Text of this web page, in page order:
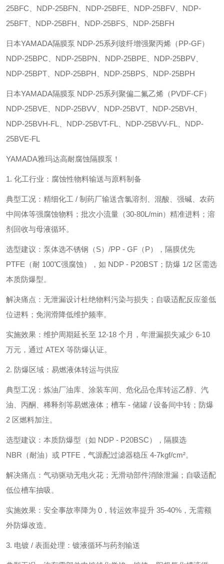
25BFC、NDP-25BFN、NDP-25BFE、NDP-25BFV、NDP-
25BFT、NDP-25BFH、NDP-25BFS、NDP-25BFH
日本YAMADA隔膜泵 NDP-25系列玻纤增强聚丙烯（PP-GF）
NDP-25BPC、NDP-25BPN、NDP-25BPE、NDP-25BPV、
NDP-25BPT、NDP-25BPH、NDP-25BPS、NDP-25BPH
日本YAMADA隔膜泵 NDP-25系列聚偏二氟乙烯（PVDF-CF）
NDP-25BVE、NDP-25BVV、NDP-25BVT、NDP-25BVH、
NDP-25BVH-FL、NDP-25BVT-FL、NDP-25BVV-FL、NDP-
25BVE-FL
YAMADA雅玛达高耐腐蚀隔膜泵！
1. 化工行业：腐蚀性物料输送与原料制备
典型工况：精细化工 / 制药厂输送含氯溶剂、混酸、强碱、农药
中间体等强腐蚀物料；批次小流量（30-80L/min）精准进料；溶
剂回收与母液循环。
选型建议：泵体选不锈钢（S）/PP - GF（P），隔膜优先
PTFE（耐 100℃强腐蚀），如 NDP - P20BST；防爆 1/2 区需选
本质防爆型。
解决痛点：无泄漏设计杜绝物料污染与损失；自吸适配反应釜低
位进料；免润滑降低维护频率。
实施效果：维护周期延长至 12-18 个月，年泄漏损失减少 6-10
万元，通过 ATEX 等防爆认证。
2. 防爆区域：易燃液体转运与供应
典型工况：炼油厂油库、涂装车间、危化品仓库转运乙醇、汽
油、丙酮、稀释剂等易燃液体；槽车 - 储罐 / 设备间中转；防爆
2 区燃料加注。
选型建议：本质防爆型（如 NDP - P20BSC），隔膜选
NBR（耐油）或 PTFE，气源配过滤器稳压 4-7kgf/cm²。
解决痛点：气动驱动无电火花；无滑动部件消除泄漏；自吸适配
低位槽车抽吸。
实施效果：安全事故率降为 0，转运效率提升 35-40%，无需额
外防爆改造。
3. 电镀 / 表面处理：镀液循环与药剂输送